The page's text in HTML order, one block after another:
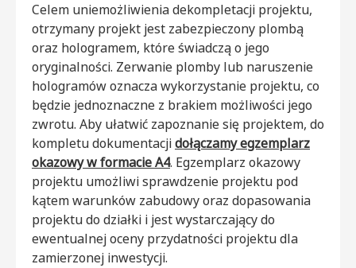
Celem uniemożliwienia dekompletacji projektu,
otrzymany projekt jest zabezpieczony plombą
oraz hologramem, które świadczą o jego
oryginalności. Zerwanie plomby lub naruszenie
hologramów oznacza wykorzystanie projektu, co
będzie jednoznaczne z brakiem możliwości jego
zwrotu. Aby ułatwić zapoznanie się projektem, do
kompletu dokumentacjidołączamy egzemplarz
okazowy w formacie A4. Egzemplarz okazowy
projektu umożliwi sprawdzenie projektu pod
kątem warunków zabudowy oraz dopasowania
projektu do działki i jest wystarczający do
ewentualnej oceny przydatności projektu dla
zamierzonej inwestycji.